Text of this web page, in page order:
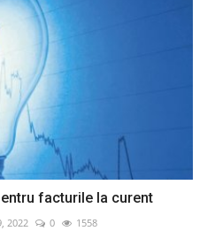
facturile la curent
2022 0 1558